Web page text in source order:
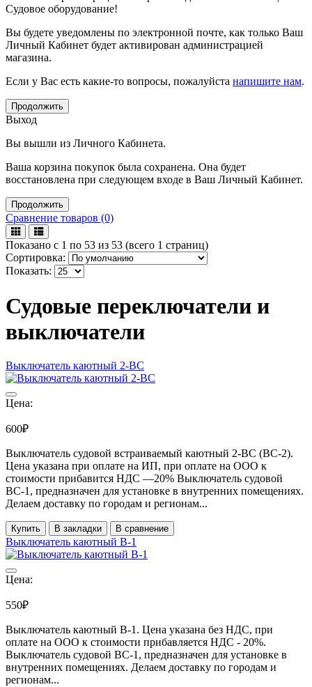
Судовое оборудование!
Вы будете уведомлены по электронной почте, как только Ваш
Личный Кабинет будет активирован администрацией
магазина.
Если у Вас есть какие-то вопросы, пожалуйста напишите нам.
Продолжить
Выход
Вы вышли из Личного Кабинета.
Ваша корзина покупок была сохранена. Она будет
восстановлена при следующем входе в Ваш Личный Кабинет.
Продолжить
Сравнение товаров (0)
Показано с 1 по 53 из 53 (всего 1 страниц)
Сортировка:
Показать:
Судовые переключатели и
выключатели
Выключатель каютный 2-ВС
Цена:
600₽
Выключатель судовой встраиваемый каютный 2-ВС (ВС-2).
Цена указана при оплате на ИП, при оплате на ООО к
стоимости прибавится НДС ―20% Выключатель судовой
ВС-1, предназначен для установке в внутренних помещениях.
Делаем доставку по городам и регионам...
Купить В закладки В сравнение
Выключатель каютный В-1
Цена:
550₽
Выключатель каютный В-1. Цена указана без НДС, при
оплате на ООО к стоимости прибавляется НДС - 20%.
Выключатель судовой ВС-1, предназначен для установке в
внутренних помещениях. Делаем доставку по городам и
регионам...